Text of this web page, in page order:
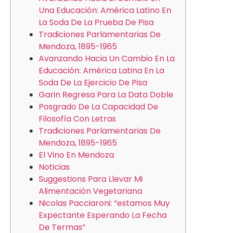
Una Educación: América Latino En
La Soda De La Prueba De Pisa
Tradiciones Parlamentarias De
Mendoza, 1895-1965
Avanzando Hacia Un Cambio En La
Educación: América Latina En La
Soda De La Ejercicio De Pisa
Garin Regresa Para La Data Doble
Posgrado De La Capacidad De
Filosofía Con Letras
Tradiciones Parlamentarias De
Mendoza, 1895-1965
El Vino En Mendoza
Noticias
Suggestions Para Llevar Mi
Alimentación Vegetariana
Nicolas Pacciaroni: “estamos Muy
Expectante Esperando La Fecha
De Termas”